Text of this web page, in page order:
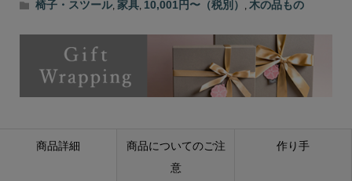
椅子・スツール, 家具, 10,001円〜（税別） , 木の品もの
商品詳細
商品についてのご注
意
作り手